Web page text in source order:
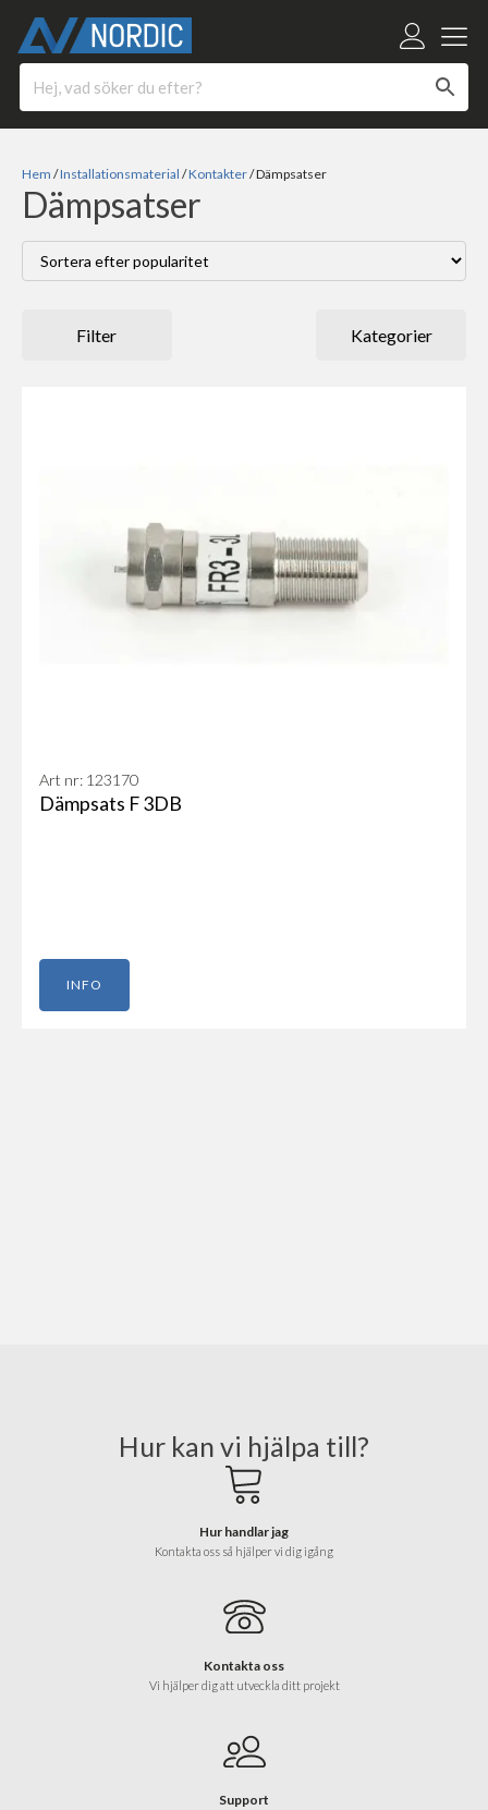
Hem /Installationsmaterial /Kontakter/ Dämpsatser
Dämpsatser
Filter Kategorier
Art nr: 123170
Dämpsats F 3DB
INFO
Hur kan vi hjälpa till?
Hur handlar jag
Kontakta oss så hjälper vi dig igång
Kontakta oss
Vi hjälper dig att utveckla ditt projekt
Support